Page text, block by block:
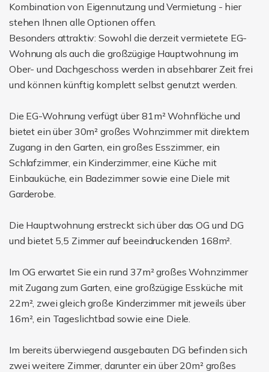
Kombination von Eigennutzung und Vermietung - hier
stehen Ihnen alle Optionen offen.
Besonders attraktiv: Sowohl die derzeit vermietete EG-
Wohnung als auch die großzügige Hauptwohnung im
Ober- und Dachgeschoss werden in absehbarer Zeit frei
und können künftig komplett selbst genutzt werden.
Die EG-Wohnung verfügt über 81m² Wohnfläche und
bietet ein über 30m² großes Wohnzimmer mit direktem
Zugang in den Garten, ein großes Esszimmer, ein
Schlafzimmer, ein Kinderzimmer, eine Küche mit
Einbauküche, ein Badezimmer sowie eine Diele mit
Garderobe.
Die Hauptwohnung erstreckt sich über das OG und DG
und bietet 5,5 Zimmer auf beeindruckenden 168m².
Im OG erwartet Sie ein rund 37m² großes Wohnzimmer
mit Zugang zum Garten, eine großzügige Essküche mit
22m², zwei gleich große Kinderzimmer mit jeweils über
16m², ein Tageslichtbad sowie eine Diele.
Im bereits überwiegend ausgebauten DG befinden sich
zwei weitere Zimmer, darunter ein über 20m² großes